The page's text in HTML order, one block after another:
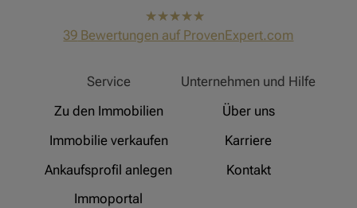
hat4,91
von5
39 Bewertungen auf ProvenExpert.com
Service
Zu den Immobilien
Immobilie verkaufen
Ankaufsprofil anlegen
Immoportal
Unternehmen und Hilfe
Über uns
Karriere
Kontakt